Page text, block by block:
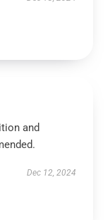
and
Dec 12, 2024